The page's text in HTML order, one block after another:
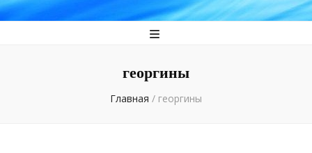
георгины
Главная / георгины